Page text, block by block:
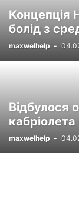
Концепція
болід з
maxwelhelp -
Відбулося
maxwelhelp -